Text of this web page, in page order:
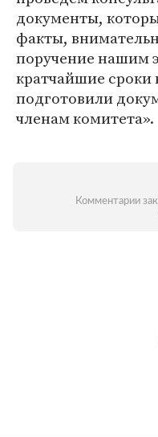
документы,
факты,
поручение нашим
кратчайшие сроки
подготовили
членам комитета».
Комментарии